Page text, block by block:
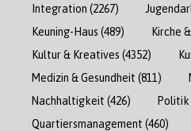
Integration (2267)
Keuning-Haus (489) Kirche
Kultur & Kreatives (4352)
Medizin & Gesundheit (811)
Nachhaltigkeit (426) Politik
Quartiersmanagement (460)